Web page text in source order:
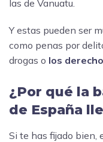
las de Vanuatu.
Y estas pueden ser
como penas por
drogas o los
¿Por qué la
de España
Si te has fijado bien,